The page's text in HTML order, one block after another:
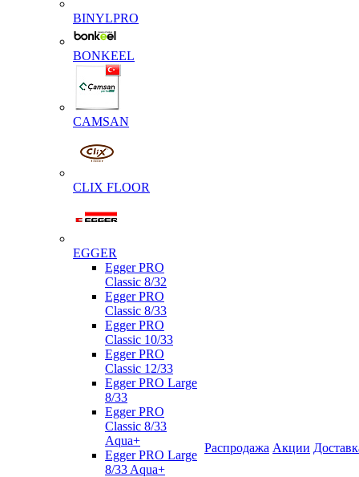
BINYLPRO
BONKEEL
CAMSAN
CLIX FLOOR
EGGER
Egger PRO
Classic 8/32
Egger PRO
Classic 8/33
Egger PRO
Classic 10/33
Egger PRO
Classic 12/33
Egger PRO Large
8/33
Egger PRO
Classic 8/33
Aqua+
Egger PRO Large
8/33 Aqua+
Распродажа Акции